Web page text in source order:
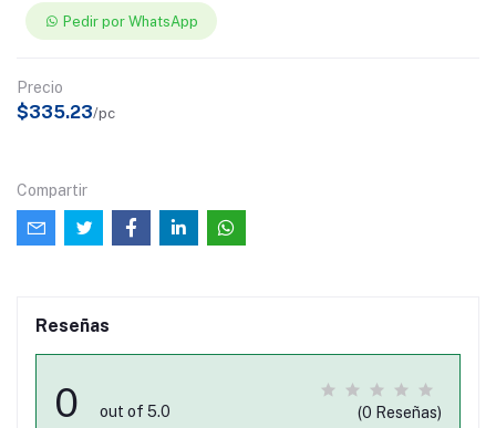
Pedir por WhatsApp
Precio
$335.23/pc
Compartir
Reseñas
0 out of 5.0 (0 Reseñas)